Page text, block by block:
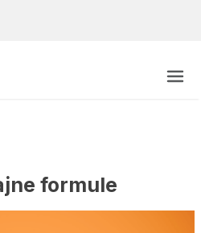
formule